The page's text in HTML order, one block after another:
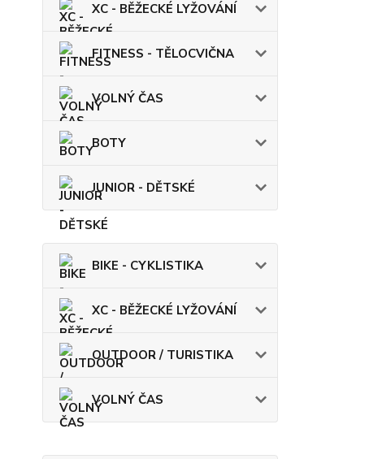
XC - BĚŽECKÉ LYŽOVÁNÍ
FITNESS - TĚLOCVIČNA
VOLNÝ ČAS
BOTY
JUNIOR - DĚTSKÉ
BIKE - CYKLISTIKA
XC - BĚŽECKÉ LYŽOVÁNÍ
OUTDOOR / TURISTIKA
VOLNÝ ČAS